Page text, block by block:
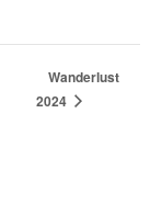
Wanderlust
2024